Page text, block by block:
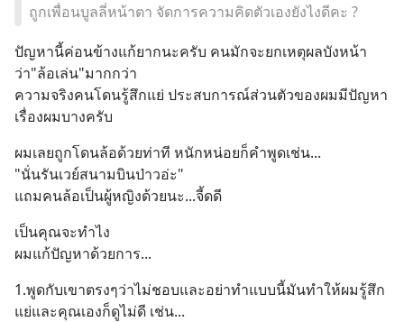
ถูกเพื่อนบูลลี่หน้าตา จัดการความคิดตัวเองยังไงดีคะ ?
ปัญหานี้ค่อนข้างแก้ยากนะครับ คนมักจะยกเหตุผลบังหน้า
ว่า"ล้อเล่น"มากกว่า
ความจริงคนโดนรู้สึกแย่ ประสบการณ์ส่วนตัวของผมมีปัญหา
เรื่องผมบางครับ
ผมเลยถูกโดนล้อด้วยท่าที หนักหน่อยก็คำพูดเช่น...
"นั่นรันเวย์สนามบินป่าวอ่ะ"
แถมคนล้อเป็นผู้หญิงด้วยนะ...จี้ดดี
เป็นคุณจะทำไง
ผมแก้ปัญหาด้วยการ...
1.พูดกับเขาตรงๆว่าไม่ชอบและอย่าทำแบบนี้มันทำให้ผมรู้สึก
แย่และคุณเองก็ดูไม่ดี เช่น...